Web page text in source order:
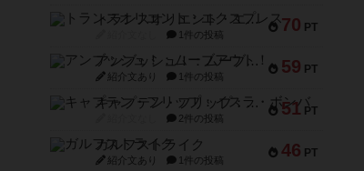
70 PT
トランスオリエント・エクスプレス
1件の投稿
59 PT
アンブッシュ！：ムーブアウト！
紹介文あり 1件の投稿
51 PT
キャプテン・フリップ：イスラ・ボンバ
2件の投稿
46 PT
ガルフストライク
紹介文あり 1件の投稿